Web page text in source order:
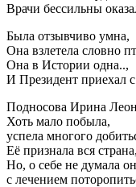
Врачи бессильны
Была отзывчиво умна,
Она взлетела словно
Она в Истории одна..,
И Президент приехал
Подносова Ирина
Хоть мало побыла,
успела многого
Её признала вся страна,
Но, о себе не думала
с лечением